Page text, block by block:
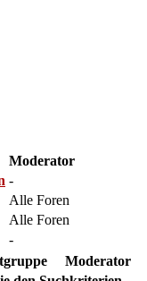
Moderator
-
Alle Foren
Alle Foren
-
Moderator